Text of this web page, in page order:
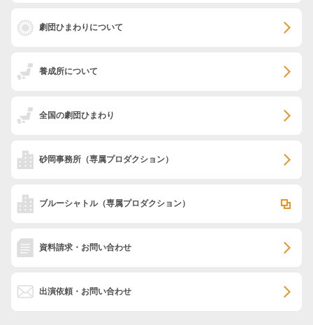
劇団ひまわりについて
養成所について
全国の劇団ひまわり
砂岡事務所 （専属プロダクション）
ブルーシャトル（専属プロダクション）
資料請求・お問い合わせ
出演依頼・お問い合わせ